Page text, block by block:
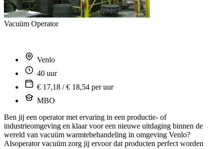
Vacuüm Operator
Venlo
40 uur
€ 17,18 / € 18,54 per uur
MBO
Ben jij een operator met ervaring in een productie- of
industrieomgeving en klaar voor een nieuwe uitdaging binnen de
wereld van vacuüm warmtebehandeling in omgeving Venlo?
Alsoperator vacuüm zorg jij ervoor dat producten perfect worden